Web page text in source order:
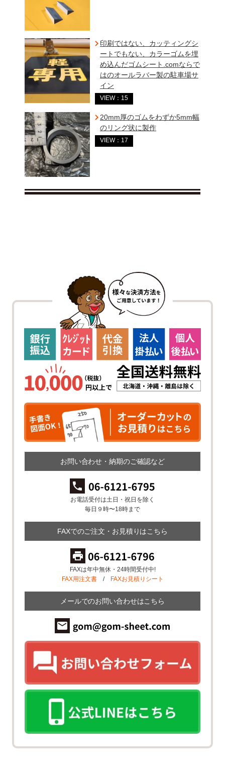
印刷ではない、カッティングシ
ートでもない、カラーゴムを埋
め込んだゴムシート.comならで
はのオールラバー製の駐車場サ
イン
VIEW：15
20mm厚のゴムをわずか5mm幅
のリング状に製作
VIEW：17
お問い合わせ・納期のご確認など
お電話受付は土日・祝日を除く
毎日９時〜18時まで
FAXでのご注文・お見積りはこちら
FAXは年中無休・24時間受付中!
FAX用注文書/ FAXお見積りシート
メールでのお問い合わせはこちら